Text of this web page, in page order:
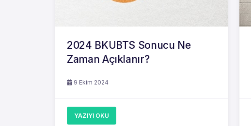
2024 BKUBTS Sonucu Ne
Zaman Açıklanır?
9 Ekim 2024
YAZIYI OKU